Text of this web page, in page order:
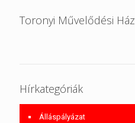
Toronyi Művelődési Ház
Hírkategóriák
Álláspályázat